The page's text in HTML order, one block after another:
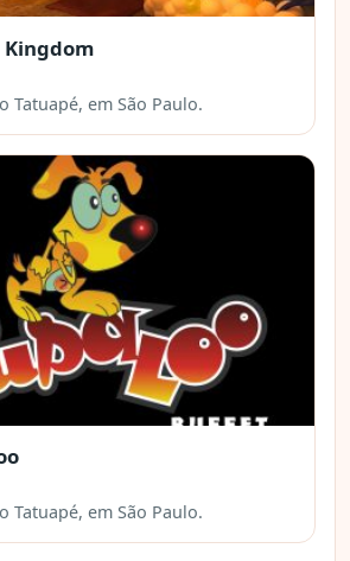
Tatuapé, em São Paulo.
Tatuapé, em São Paulo.